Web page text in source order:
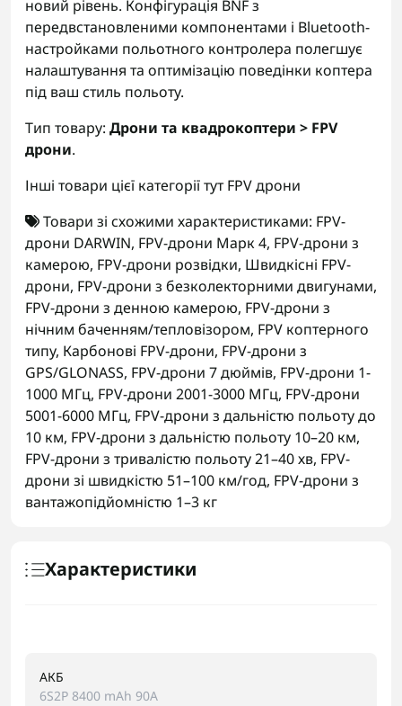
новий рівень. Конфігурація BNF з
передвстановленими компонентами і Bluetooth-
настройками польотного контролера полегшує
налаштування та оптимізацію поведінки коптера
під ваш стиль польоту.
Тип товару: Дрони та квадрокоптери > FPV
дрони.
Інші товари цієї категорії тутFPV дрони
Товари зі схожими характеристиками: FPV-
дрони DARWIN, FPV-дрони Марк 4, FPV-дрони з
камерою, FPV-дрони розвідки, Швидкісні FPV-
дрони, FPV-дрони з безколекторними двигунами,
FPV-дрони з денною камерою, FPV-дрони з
нічним баченням/тепловізором, FPV коптерного
типу, Карбонові FPV-дрони, FPV-дрони з
GPS/GLONASS, FPV-дрони 7 дюймів, FPV-дрони 1-
1000 МГц, FPV-дрони 2001-3000 МГц, FPV-дрони
5001-6000 МГц, FPV-дрони з дальністю польоту до
10 км, FPV-дрони з дальністю польоту 10–20 км,
FPV-дрони з тривалістю польоту 21–40 хв, FPV-
дрони зі швидкістю 51–100 км/год, FPV-дрони з
вантажопідйомністю 1–3 кг
Характеристики
АКБ
6S2P 8400 mAh 90A